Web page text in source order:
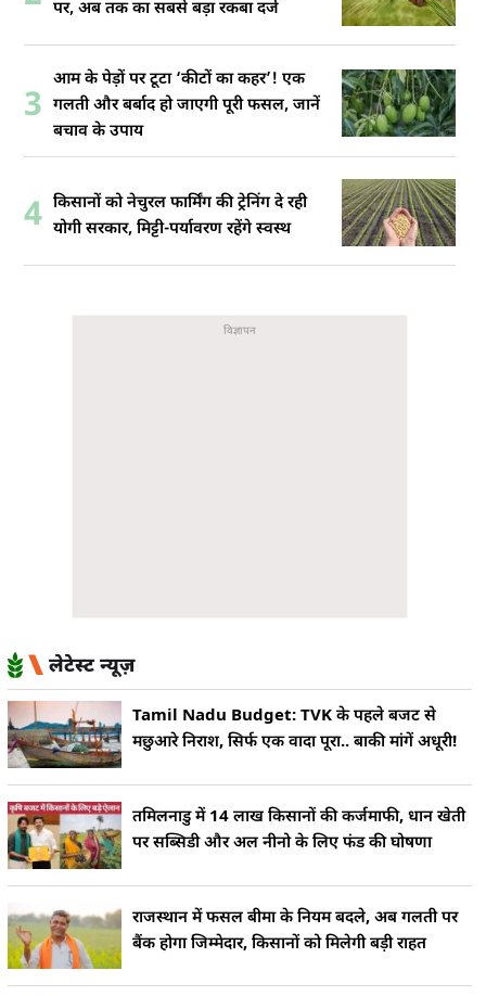
पर, अब तक का सबसे बड़ा रकबा दर्ज
3
आम के पेड़ों पर टूटा ‘कीटों का कहर’! एक
गलती और बर्बाद हो जाएगी पूरी फसल, जानें
बचाव के उपाय
4 किसानों को नेचुरल फार्मिंग की ट्रेनिंग दे रही
योगी सरकार, मिट्टी-पर्यावरण रहेंगे स्वस्थ
लेटेस्ट न्यूज़
Tamil Nadu Budget: TVK के पहले बजट से
मछुआरे निराश, सिर्फ एक वादा पूरा.. बाकी मांगें अधूरी!
तमिलनाडु में 14 लाख किसानों की कर्जमाफी, धान खेती
पर सब्सिडी और अल नीनो के लिए फंड की घोषणा
राजस्थान में फसल बीमा के नियम बदले, अब गलती पर
बैंक होगा जिम्मेदार, किसानों को मिलेगी बड़ी राहत